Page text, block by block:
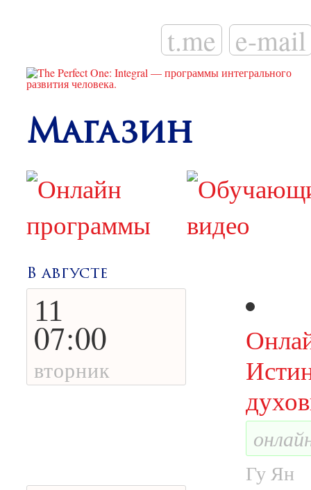
t.me e-mail
Магазин
В августе
11
07:00
вторник
Гу Ян